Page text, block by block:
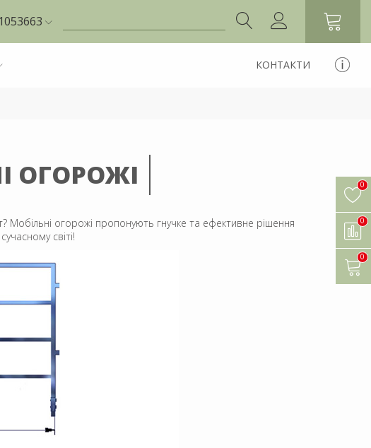
КОНТАКТИ
ОГОРОЖІ
Мобільні огорожі пропонують гнучке та ефективне рішення
світі!
0
0
0